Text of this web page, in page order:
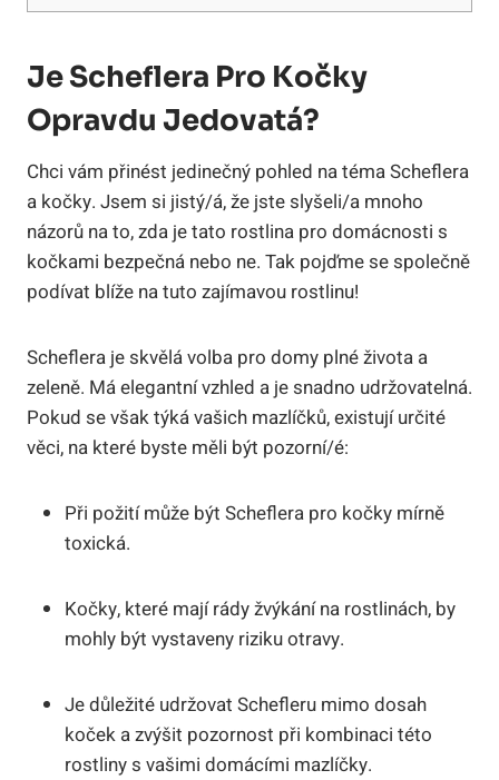
Je Scheflera Pro Kočky
Opravdu Jedovatá?
Chci vám přinést jedinečný pohled na téma Scheflera
a kočky. Jsem si jistý/á, že jste slyšeli/a mnoho
názorů na to, zda je tato rostlina pro domácnosti s
kočkami bezpečná nebo ne. Tak pojďme se společně
podívat blíže na tuto zajímavou rostlinu!
Scheflera je skvělá volba pro domy plné života a
zeleně. Má elegantní vzhled a je snadno udržovatelná.
Pokud se však týká vašich mazlíčků, existují určité
věci, na které byste měli být pozorní/é:
Při požití může být Scheflera pro kočky mírně
toxická.
Kočky, které mají rády žvýkání na rostlinách, by
mohly být vystaveny riziku otravy.
Je důležité udržovat Schefleru mimo dosah
koček a zvýšit pozornost při kombinaci této
rostliny s vašimi domácími mazlíčky.